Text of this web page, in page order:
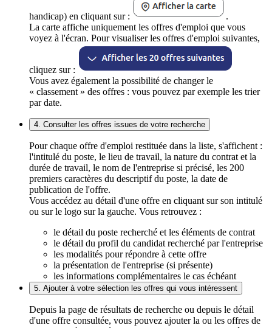
handicap) en cliquant sur :
.
La carte affiche uniquement les offres d'emploi que vous
voyez à l'écran. Pour visualiser les offres d'emploi suivantes,
cliquez sur :
Vous avez également la possibilité de changer le
« classement » des offres : vous pouvez par exemple les trier
par date.
4. Consulter les offres issues de votre recherche
Pour chaque offre d'emploi restituée dans la liste, s'affichent :
l'intitulé du poste, le lieu de travail, la nature du contrat et la
durée de travail, le nom de l'entreprise si précisé, les 200
premiers caractères du descriptif du poste, la date de
publication de l'offre.
Vous accédez au détail d'une offre en cliquant sur son intitulé
ou sur le logo sur la gauche. Vous retrouvez :
le détail du poste recherché et les éléments de contrat
le détail du profil du candidat recherché par l'entreprise
les modalités pour répondre à cette offre
la présentation de l'entreprise (si présente)
les informations complémentaires le cas échéant
5. Ajouter à votre sélection les offres qui vous intéressent
Depuis la page de résultats de recherche ou depuis le détail
d'une offre consultée, vous pouvez ajouter la ou les offres de